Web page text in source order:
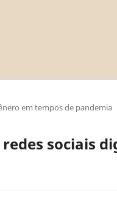
em tempos de pandemia
sociais